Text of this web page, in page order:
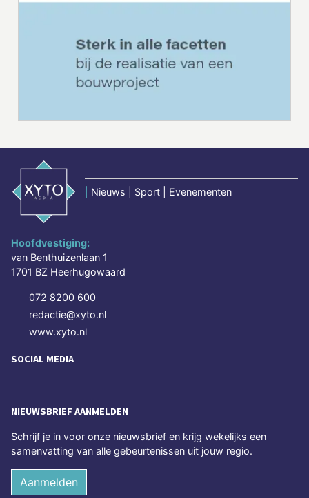
Nieuws | Sport | Evenementen
Hoofdvestiging:
van Benthuizenlaan 1
1701 BZ Heerhugowaard
072 8200 600
redactie@xyto.nl
www.xyto.nl
SOCIAL MEDIA
NIEUWSBRIEF AANMELDEN
Schrijf je in voor onze nieuwsbrief en krijg wekelijks een
samenvatting van alle gebeurtenissen uit jouw regio.
Aanmelden